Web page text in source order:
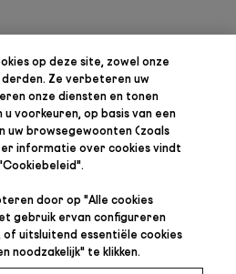
op deze site, zowel onze
derden. Ze verbeteren uw
onze diensten en tonen
voorkeuren, op basis van een
uw browsegewoonten (zoals
informatie over cookies vindt
Cookiebeleid".
door op "Alle cookies
gebruik ervan configureren
of uitsluitend essentiële cookies
noodzakelijk" te klikken.